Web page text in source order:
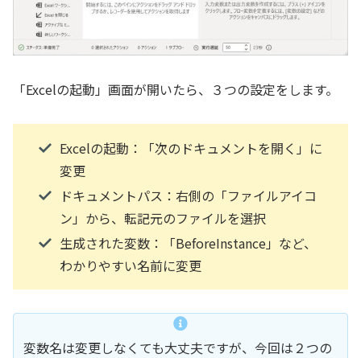
「Excelの起動」画面が開いたら、３つの設定をします。
Excelの起動：「次のドキュメントを開く」に
変更
ドキュメントパス：右側の「ファイルアイコ
ン」から、転記元のファイルを選択
生成された変数：「BeforeInstance」など、
わかりやすい名前に変更
変数名は変更しなくても大丈夫ですが、今回は２つの